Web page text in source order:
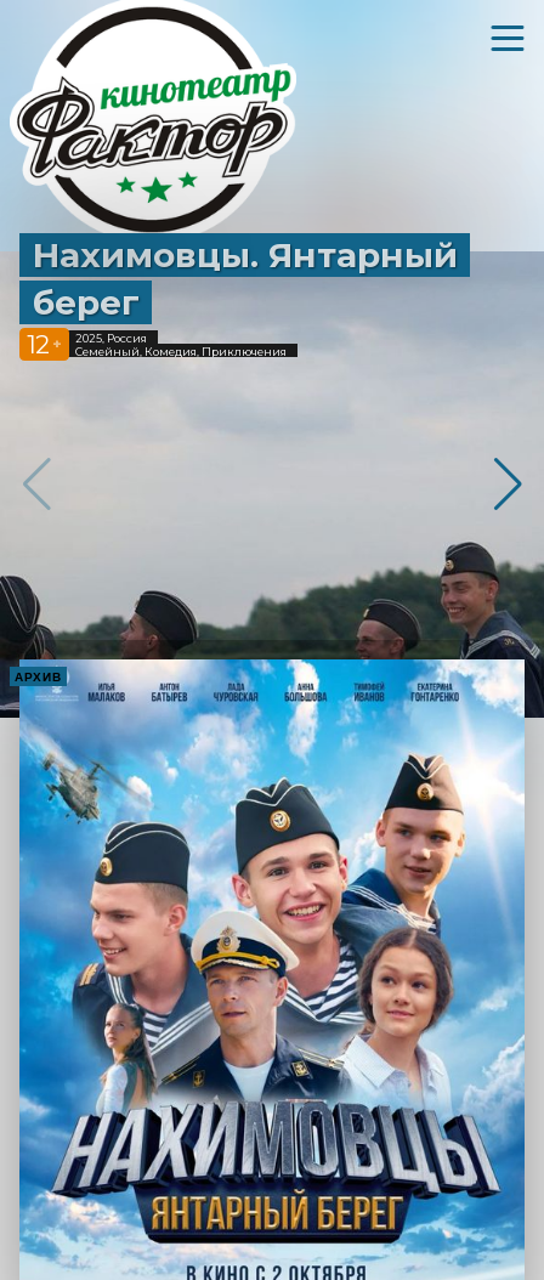
Нахимовцы. Янтарный
берег
12 +
2025, Россия
Семейный, Комедия, Приключения
АРХИВ